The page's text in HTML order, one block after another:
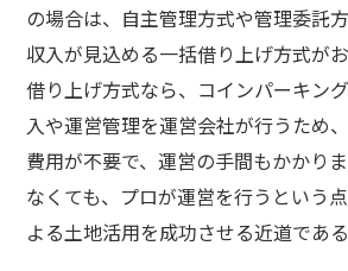
の場合は、自主管理方式や管理委託
収入が見込める一括借り上げ方式が
借り上げ方式なら、コインパーキン
入や運営管理を運営会社が行うため
費用が不要で、運営の手間もかかり
なくても、プロが運営を行うという
よる土地活用を成功させる近道である